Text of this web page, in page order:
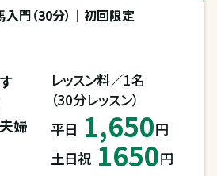
門（30分）｜初回限定
婦
レッスン料／1名
（30分レッスン）
平日 1,650円
土日祝 1650円